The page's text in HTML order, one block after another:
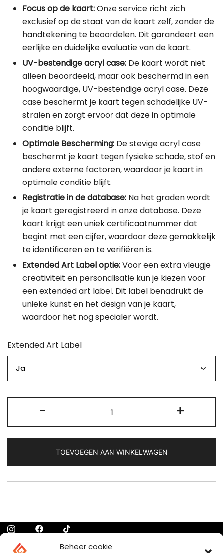
Beheer cookie
Focus op de kaart:Onze service richt zich
exclusief op de staat van de kaart zelf, zonder de
handtekening te beoordelen. Dit garandeert een
eerlijke en duidelijke evaluatie van de kaart.
UV-bestendige acryl case: De kaart wordt niet
alleen beoordeeld, maar ook beschermd in een
hoogwaardige, UV-bestendige acryl case. Deze
case beschermt je kaart tegen schadelijke UV-
stralen en zorgt ervoor dat deze in optimale
conditie blijft.
Optimale Bescherming: De stevige acryl case
beschermt je kaart tegen fysieke schade, stof en
andere externe factoren, waardoor je kaart in
optimale conditie blijft.
Registratie in de database: Na het graden wordt
je kaart geregistreerd in onze database. Deze
kaart krijgt een uniek certificaatnummer dat
begint met een cijfer, waardoor deze gemakkelijk
te identificeren en te verifiëren is.
Extended Art Label optie:Voor een extra vleugje
creativiteit en personalisatie kun je kiezen voor
een extended art label. Dit label benadrukt de
unieke kunst en het design van je kaart,
waardoor het nog specialer wordt.
Extended Art Label
-
Grading
aantal
+
TOEVOEGEN AAN WINKELWAGEN